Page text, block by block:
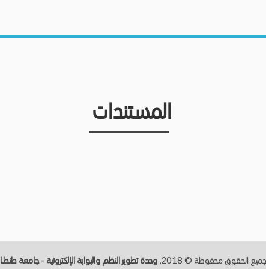
المستندات
جميع الحقوق محفوظة © 2018, وحدة تطوير النظم والبوابة الإلكترونية - جامعة طنطــا